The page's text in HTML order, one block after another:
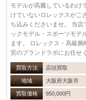
モデルが高騰しているわけで
けていないロレックスがご
ち込みくださいませ。 当店ではロレックスのドレスモデルをはじめクラシ
ックモデル・スポーツモデ
ます。 ロレックス・高級腕時計買取の事なら大阪・難波・梅田・神戸・三
宮のブランドラボにお任せ
買取方法 店頭買取
地域 大阪府大阪市
買取価格 950,000円